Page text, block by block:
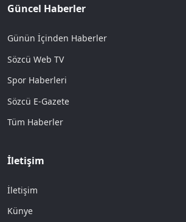
Güncel Haberler
Günün İçinden Haberler
Sözcü Web TV
Spor Haberleri
Sözcü E-Gazete
Tüm Haberler
İletişim
İletişim
Künye